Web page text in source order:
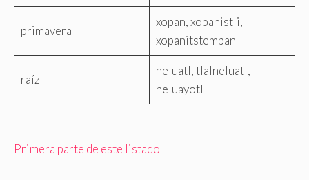
primavera
xopan, xopanistli,
xopanitstempan
raíz
neluatl, tlalneluatl,
neluayotl
Primera parte de este listado